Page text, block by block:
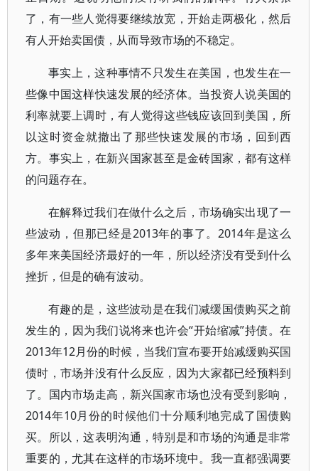
了，有一些人觉得要继续放宽，开始走两极化，然后
有人开始卖国债，从而导致市场的不稳定。
事实上，这种事情不只发生在美国，也发生在一
些像中国这样快速发展的经济体。当投资人说美国的
利率就要上调时，有人觉得这些钱应该回到美国，所
以这时资金就撤出了那些快速发展的市场，回到西
方。事实上，在新兴国家甚至是金砖国家，都有这样
的问题存在。
在解释过我们在做什么之后，市场确实出现了一
些波动，但那已经是2013年的事了。2014年是这么
多年来美国经济最好的一年，所以经济没有受到什么
挫折，但是的确有波动。
有趣的是，这些波动是在我们减缓国债购买之前
发生的，因为我们说将来也许会“开始缩减”持债。在
2013年12月份的时候，当我们宣布要开始减缓购买国
债时，市场并没有什么反应，因为大家都已经预料到
了。国内市场走高，新兴国家市场也没有受到影响，
2014年10月份的时候他们十分顺利地完成了国债购
买。所以，这表明沟通，特别是和市场的沟通是非常
重要的，尤其在这样的市场环境中。我一直都强调要